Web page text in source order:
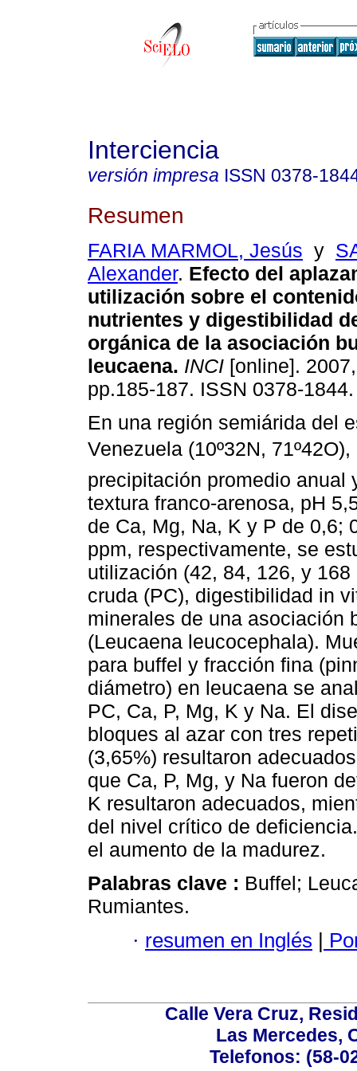
Interciencia
versión impresa ISSN 0378-
Resumen
FARIA MARMOL, Jesús y
Alexander. Efecto del
utilización sobre el
nutrientes y digestibilidad
orgánica de la asociación
leucaena. INCI [online].
pp.185-187. ISSN 0378-1844.
En una región semiárida del
Venezuela (10º32N,
precipitación promedio anual
textura franco-arenosa, pH
de Ca, Mg, Na, K y P de 0,6;
ppm, respectivamente, se
utilización (42, 84, 126, y
cruda (PC), digestibilidad in
minerales de una asociación
(Leucaena leucocephala).
para buffel y fracción fina
diámetro) en leucaena se
PC, Ca, P, Mg, K y Na. El
bloques al azar con tres
(3,65%) resultaron
que Ca, P, Mg, y Na fueron
K resultaron adecuados,
del nivel crítico de
el aumento de la madurez.
Palabras clave : Buffel;
Rumiantes.
· resumen en Inglés |
Calle Vera Cruz,
Las Mercedes,
Telefonos: (58-